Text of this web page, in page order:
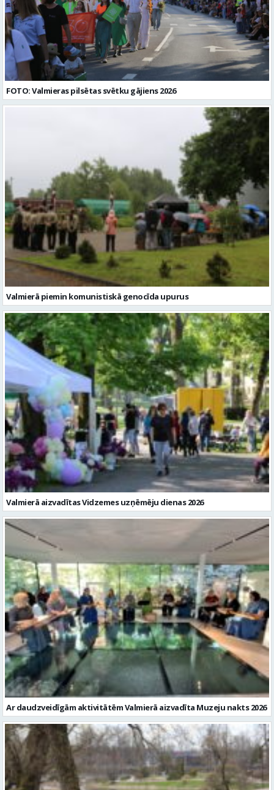
FOTO: Valmieras pilsētas svētku gājiens 2026
Valmierā piemin komunistiskā genocīda upurus
Valmierā aizvadītas Vidzemes uzņēmēju dienas 2026
Ar daudzveidīgām aktivitātēm Valmierā aizvadīta Muzeju nakts 2026